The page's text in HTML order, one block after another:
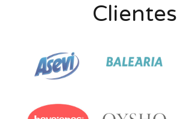
Clientes